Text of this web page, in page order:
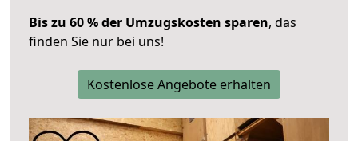
Bis zu 60 % der Umzugskosten sparen, das
finden Sie nur bei uns!
Kostenlose Angebote erhalten